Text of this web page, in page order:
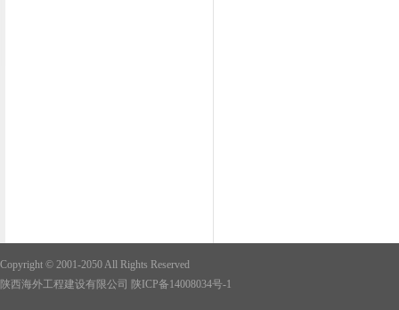
Copyright © 2001-2050 All Rights Reserved
陕西海外工程建设有限公司 陕ICP备14008034号-1